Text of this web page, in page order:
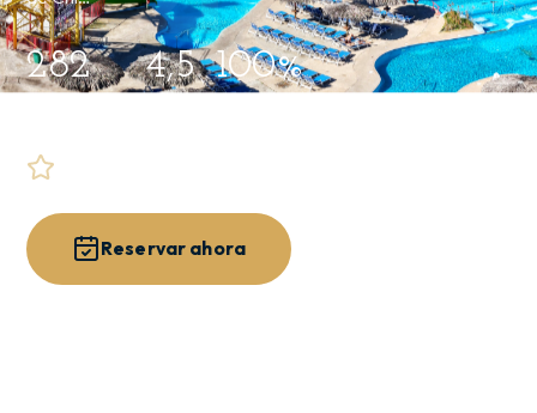
282 4,5 100%
Reservar ahora